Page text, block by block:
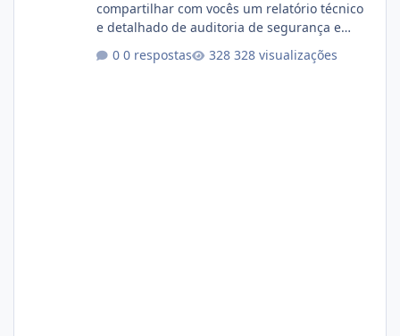
compartilhar com vocês um relatório técnico
e detalhado de auditoria de segurança e
atualmente em circulação e comercialização
0 respostas 328 visualizações